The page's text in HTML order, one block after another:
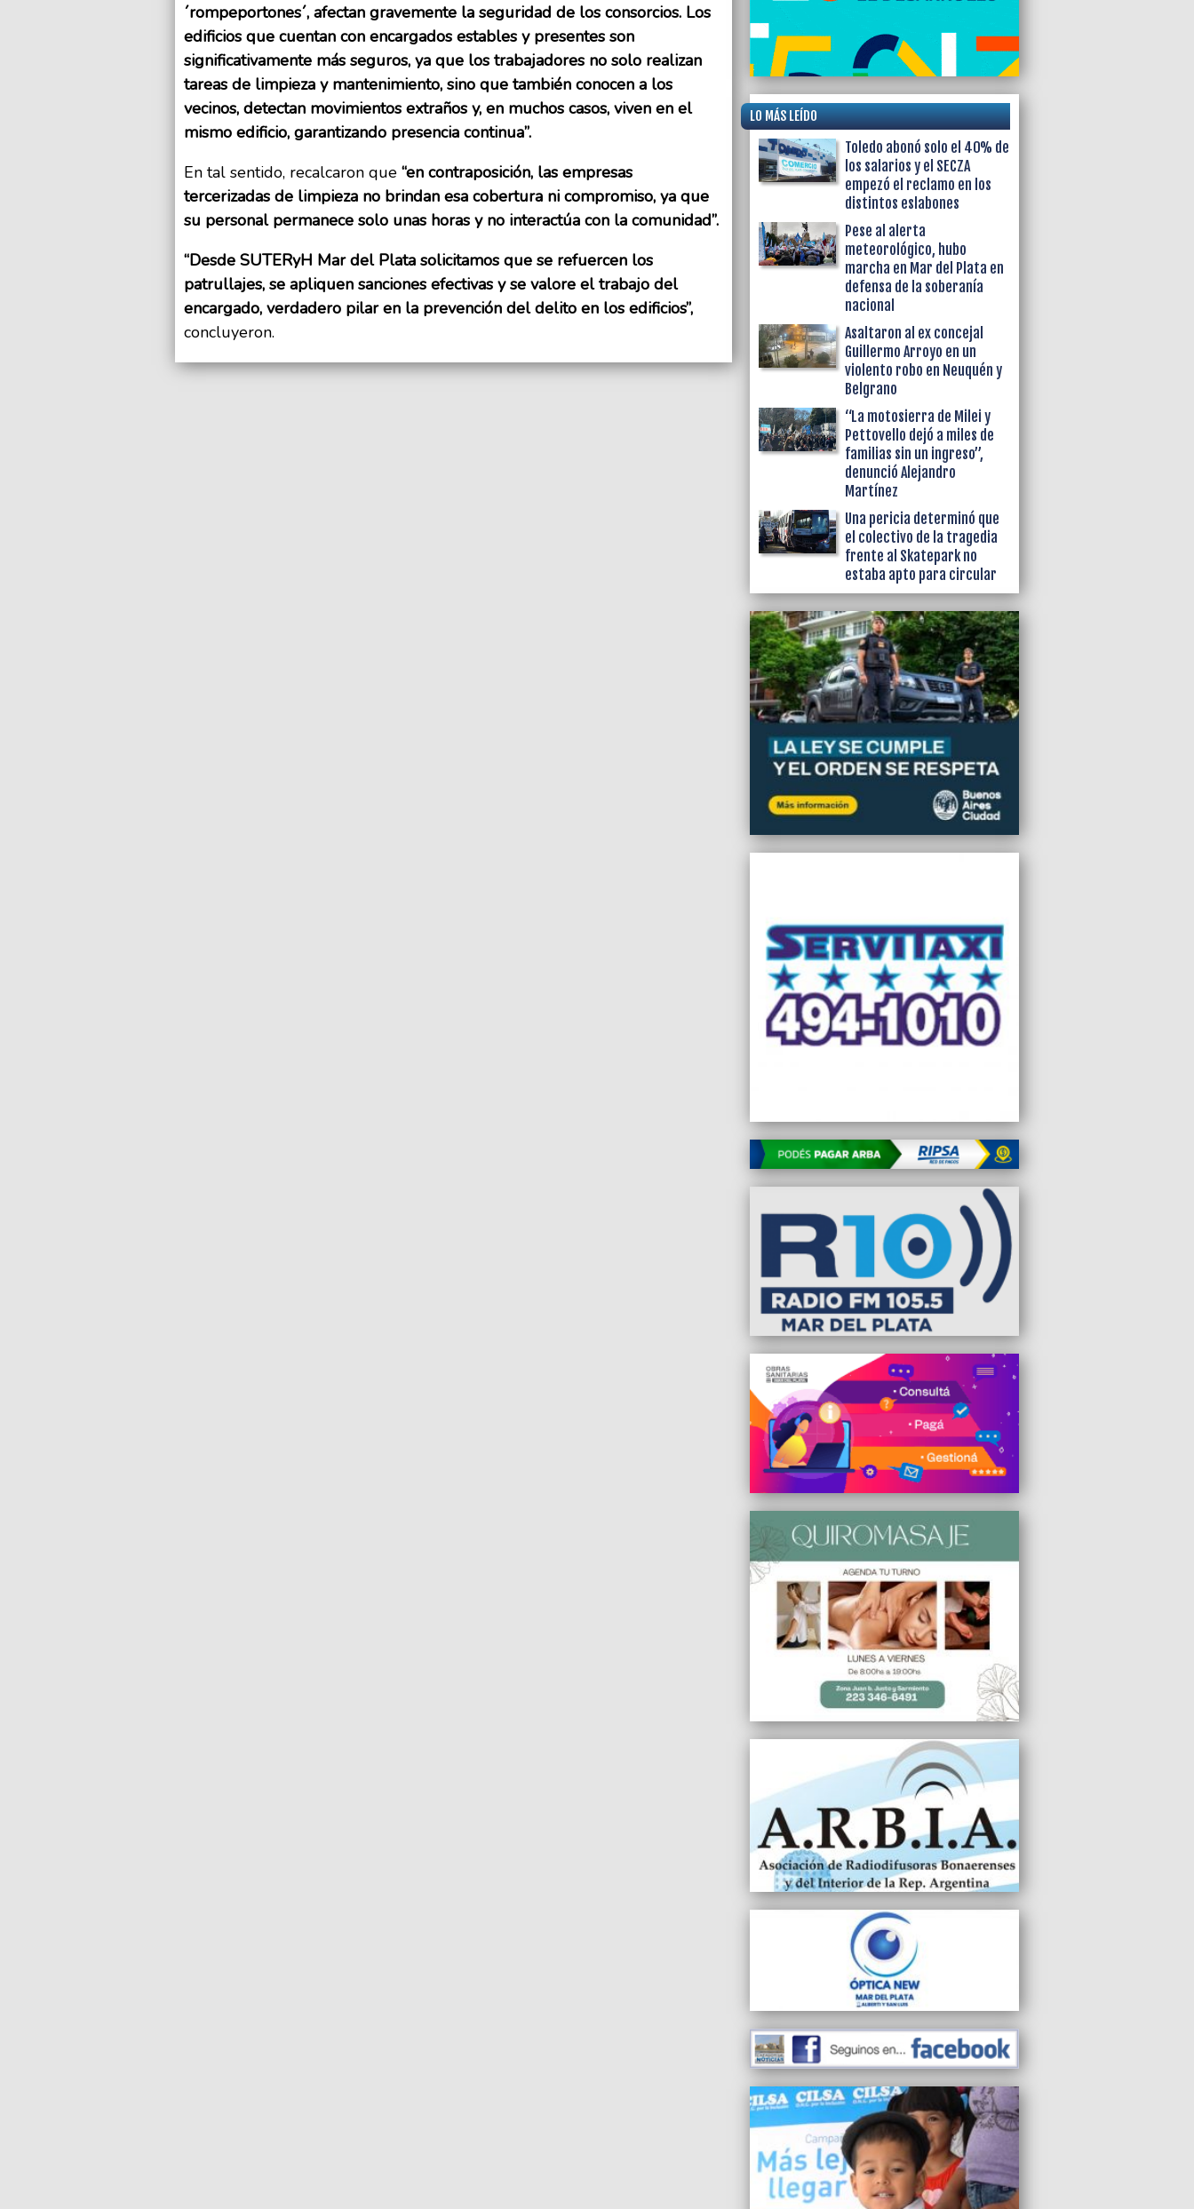
´rompeportones´, afectan gravemente la seguridad de los consorcios. Los
edificios que cuentan con encargados estables y presentes son
significativamente más seguros, ya que los trabajadores no solo realizan
tareas de limpieza y mantenimiento, sino que también conocen a los
vecinos, detectan movimientos extraños y, en muchos casos, viven en el
mismo edificio, garantizando presencia continua”.
En tal sentido, recalcaron que “en contraposición, las empresas
tercerizadas de limpieza no brindan esa cobertura ni compromiso, ya que
su personal permanece solo unas horas y no interactúa con la comunidad”.
“Desde SUTERyH Mar del Plata solicitamos que se refuercen los
patrullajes, se apliquen sanciones efectivas y se valore el trabajo del
encargado, verdadero pilar en la prevención del delito en los edificios”,
concluyeron.
LO MÁS LEÍDO
Toledo abonó solo el 40% de
los salarios y el SECZA
empezó el reclamo en los
distintos eslabones
Pese al alerta
meteorológico, hubo
marcha en Mar del Plata en
defensa de la soberanía
nacional
Asaltaron al ex concejal
Guillermo Arroyo en un
violento robo en Neuquén y
Belgrano
“La motosierra de Milei y
Pettovello dejó a miles de
familias sin un ingreso”,
denunció Alejandro
Martínez
Una pericia determinó que
el colectivo de la tragedia
frente al Skatepark no
estaba apto para circular